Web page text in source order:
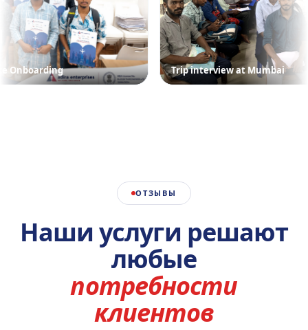
Trip interview at Mumbai
ОТЗЫВЫ
Наши услуги решают
любые
потребности
клиентов